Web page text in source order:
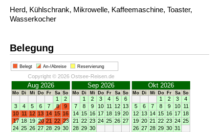
Herd, Kühlschrank, Mikrowelle, Kaffeemaschine, Toaster,
Wasserkocher
Belegung
Belegt An-/Abreise Reservierung
Copyright © 2026 Ostsee-Reisen.de
Aug 2026
Mo Di Mi Do Fr Sa So
1
2
3
4 5 6 7 8
9
10 11 12 13 14 15 16
17 18 19 20 21 22 23
24 25 26 27 28 29 30
Sep 2026
Mo Di Mi Do Fr Sa So
1 2 3 4 5
6
7
8 9 10 11 12 13
14 15 16 17 18 19 20
21
22 23 24 25 26 27
28 29 30
Okt 2026
Mo Di Mi Do Fr Sa So
1 2 3
4
5
6 7 8 9 10 11
12 13 14 15 16 17 18
19 20 21 22 23 24 25
26 27 28 29 30 31